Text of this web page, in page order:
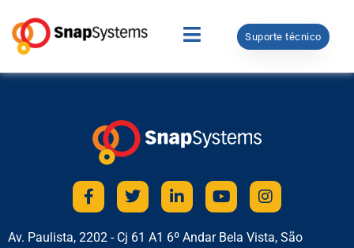
Suporte técnico
Av. Paulista, 2202 - Cj 61 A1 6º Andar Bela Vista, São